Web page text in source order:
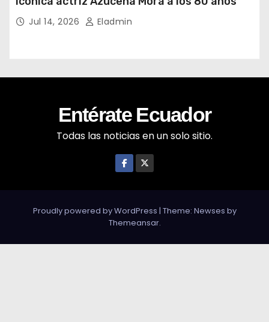
Jul 14, 2026 Eladmin
Entérate Ecuador
Todas las noticias en un solo sitio.
Proudly powered by WordPress | Theme: Newses by
Themeansar.